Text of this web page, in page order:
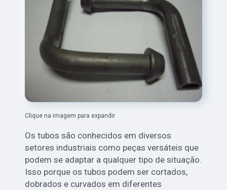
Clique na imagem para expandir
Os tubos são conhecidos em diversos
setores industriais como peças versáteis que
podem se adaptar a qualquer tipo de situação.
Isso porque os tubos podem ser cortados,
dobrados e curvados em diferentes